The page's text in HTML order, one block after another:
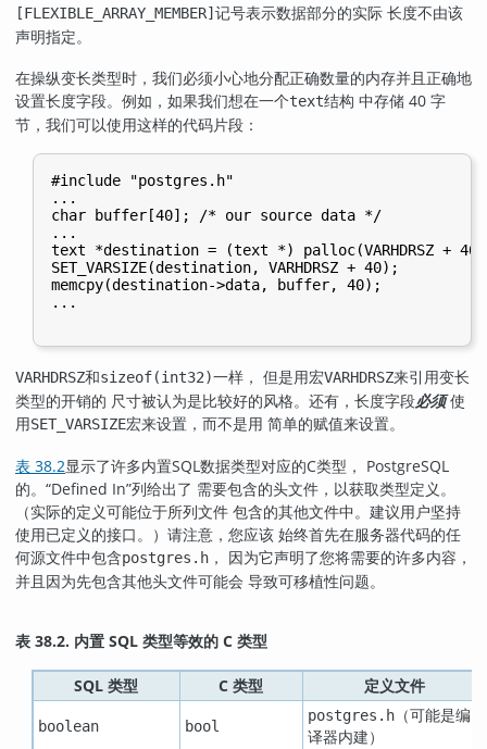
[FLEXIBLE_ARRAY_MEMBER] 记号表示数据部分的实际 长度不由该
声明指定。
在操纵变长类型时，我们必须小心地分配正确数量的内存并且正确地
设置长度字段。例如，如果我们想在一个text结构 中存储 40 字
节，我们可以使用这样的代码片段：
#include "postgres.h"
...
char buffer[40]; /* our source data */
...
text *destination = (text *) palloc(VARHDRSZ +
SET_VARSIZE(destination, VARHDRSZ + 40);
memcpy(destination->data, buffer, 40);
...
VARHDRSZ和sizeof(int32)一样， 但是用宏VARHDRSZ来引用变长
类型的开销的 尺寸被认为是比较好的风格。还有，长度字段必须使
用SET_VARSIZE宏来设置，而不是用 简单的赋值来设置。
表 38.2显示了许多内置SQL数据类型对应的C类型， PostgreSQL
的。 “Defined In”列给出了 需要包含的头文件，以获取类型定义。
（实际的定义可能位于所列文件 包含的其他文件中。建议用户坚持
使用已定义的接口。）请注意，您应该 始终首先在服务器代码的任
何源文件中包含postgres.h ， 因为它声明了您将需要的许多内容，
并且因为先包含其他头文件可能会 导致可移植性问题。
表 38.2. 内置 SQL 类型等效的 C 类型
SQL 类型 C 类型 定义文件
boolean bool
postgres.h（可能是编
译器内建）